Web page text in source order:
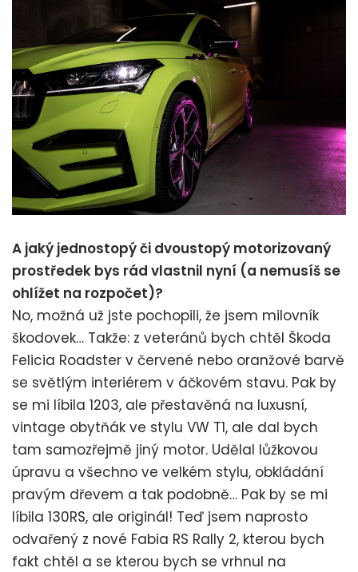
A jaký jednostopý či dvoustopý motorizovaný
prostředek bys rád vlastnil nyní (a nemusíš se
ohlížet na rozpočet)?
No, možná už jste pochopili, že jsem milovník
škodovek… Takže: z veteránů bych chtěl Škoda
Felicia Roadster v červené nebo oranžové barvě
se světlým interiérem v áčkovém stavu. Pak by
se mi líbila 1203, ale přestavěná na luxusní,
vintage obytňák ve stylu VW T1, ale dal bych
tam samozřejmě jiný motor. Udělal lůžkovou
úpravu a všechno ve velkém stylu, obkládání
pravým dřevem a tak podobně… Pak by se mi
líbila 130RS, ale originál! Teď jsem naprosto
odvařený z nové Fabia RS Rally 2, kterou bych
fakt chtěl a se kterou bych se vrhnul na